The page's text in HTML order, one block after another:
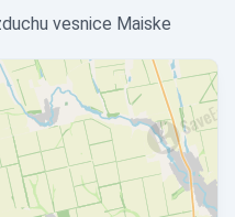
vesnice Maiske